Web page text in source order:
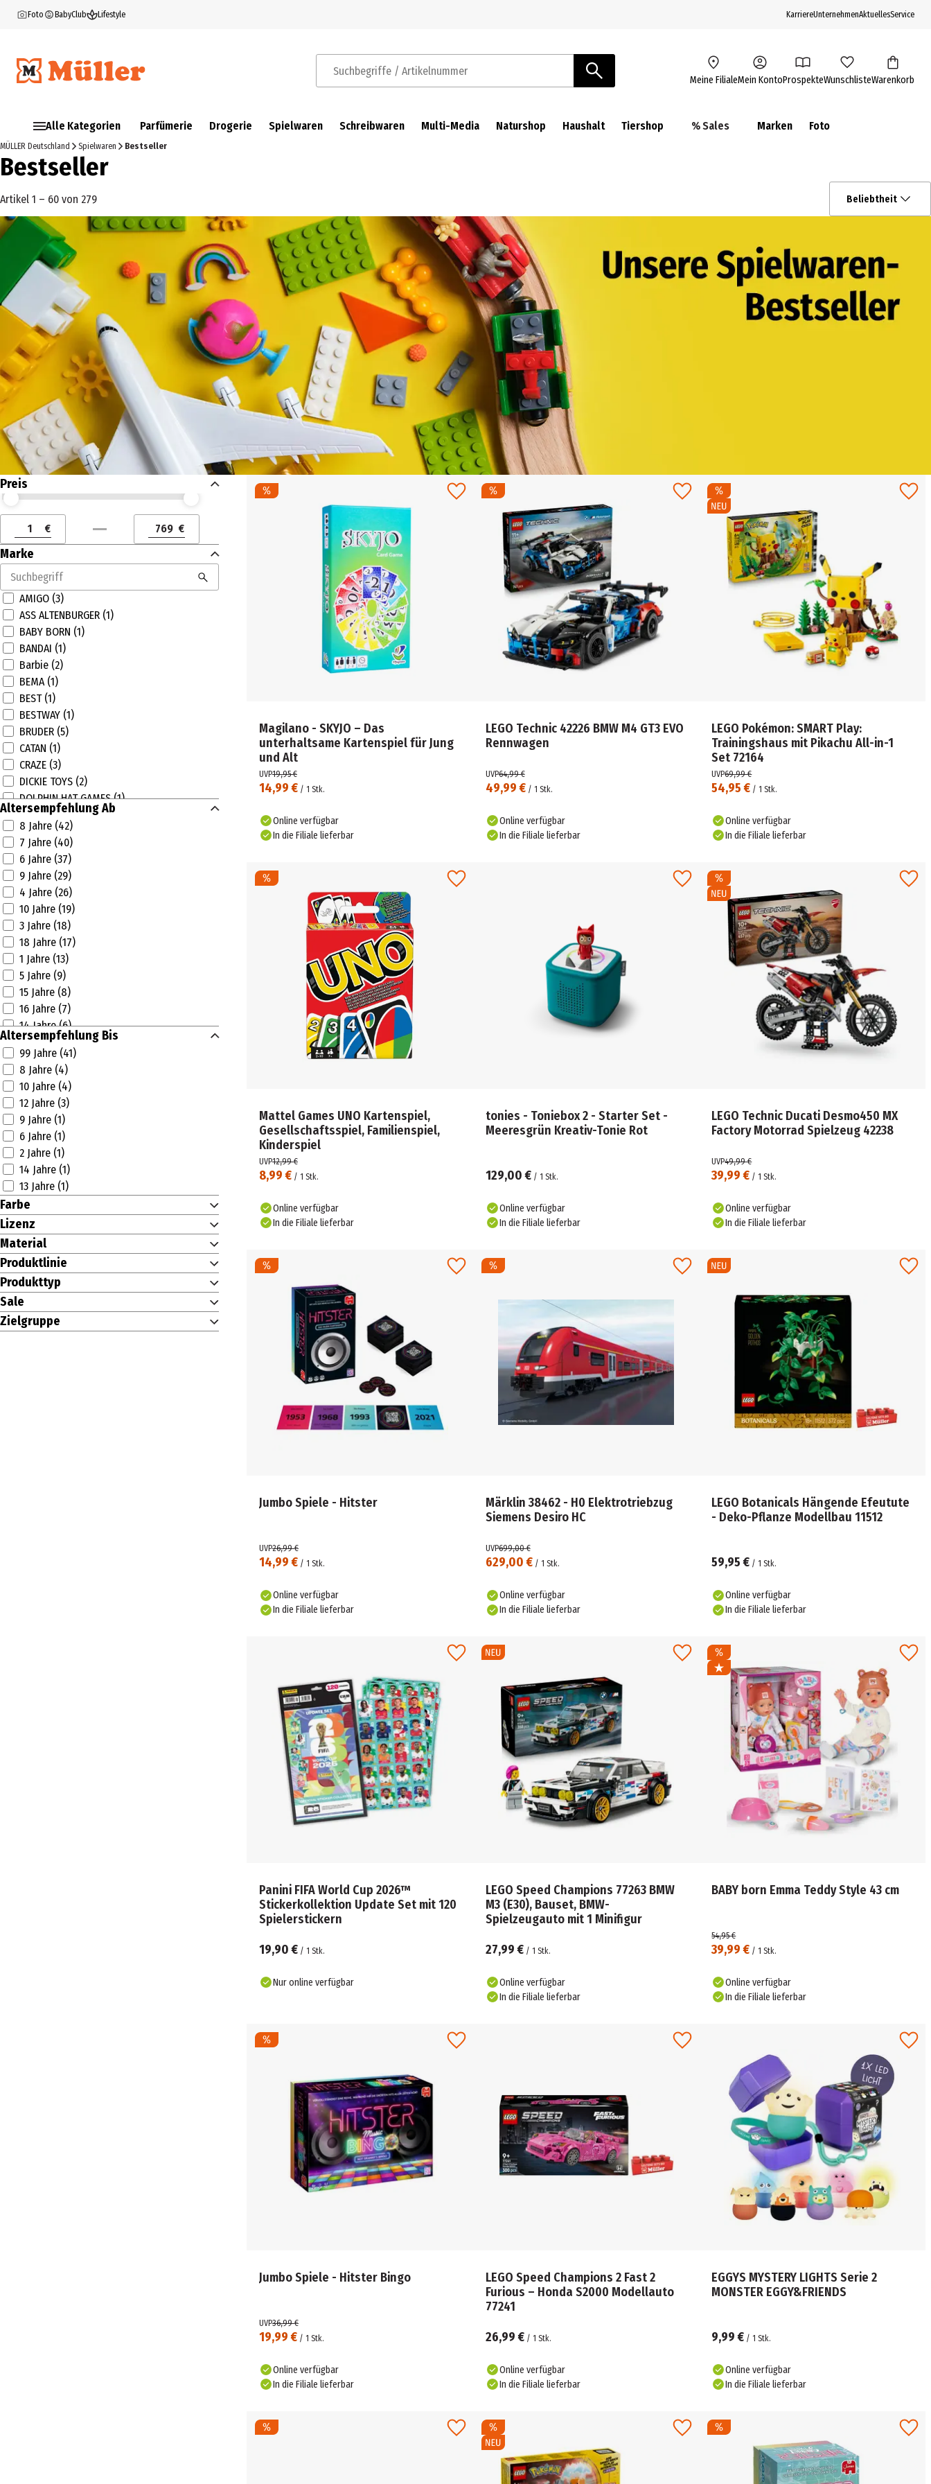
Foto BabyClub Lifestyle KarriereUnternehmenAktuellesService
Suchbegriffe / Artikelnummer Meine FilialeMein KontoProspekteWunschlisteWarenkorb
Alle Kategorien Parfümerie Drogerie Spielwaren Schreibwaren Multi-Media Naturshop Haushalt Tiershop % Sales Marken Foto
MÜLLER Deutschland Spielwaren Bestseller
Bestseller
Artikel 1 – 60 von 279 Beliebtheit
Preis
Preis (€) ab
Preis (€) bis
Preis (€) ab
€
Preis (€) bis
€
Marke
AMIGO (3)
ASS ALTENBURGER (1)
BABY BORN (1)
BANDAI (1)
Barbie (2)
BEMA (1)
BEST (1)
BESTWAY (1)
BRUDER (5)
CATAN (1)
CRAZE (3)
DICKIE TOYS (2)
DOLPHIN HAT GAMES (1)
DONIC SCHILDKRÖT (1)
ELLIOT (1)
FISHER PRICE (1)
FUNKO - POP! (4)
GOLIATH TOYS (1)
HASBRO (9)
HOT WHEELS (5)
INTEX (6)
JUMBO SPIELE (7)
KONAMI (2)
KOSMOS (2)
LEGO (131)
LOL SURPRISE (3)
MAGIC THE GATHERING (1)
MAGILANO (2)
MAISTO (1)
MAJORETTE (1)
MÄRKLIN (7)
MATTEL (1)
MATTEL GAMES (4)
MEGALIGHT (2)
MGA'S MINIVERSE (3)
micro (1)
NÜRNBERGER SPIELKARTEN (1)
PANINI (2)
PIKO (1)
PLAYMOBIL (3)
RAVENSBURGER BESCHÄFTIGUNG (1)
RAVENSBURGER SPIELE (1)
SCHMIDT SPIELE (3)
SIMBA (5)
SNACKLES (1)
Altersempfehlung Ab
8 Jahre (42)
7 Jahre (40)
6 Jahre (37)
9 Jahre (29)
4 Jahre (26)
10 Jahre (19)
3 Jahre (18)
18 Jahre (17)
1 Jahre (13)
5 Jahre (9)
15 Jahre (8)
16 Jahre (7)
14 Jahre (6)
2 Jahre (2)
13 Jahre (1)
12 Jahre (1)
11 Jahre (1)
18 Monate (1)
12 Monate (1)
Altersempfehlung Bis
99 Jahre (41)
8 Jahre (4)
10 Jahre (4)
12 Jahre (3)
9 Jahre (1)
6 Jahre (1)
2 Jahre (1)
14 Jahre (1)
13 Jahre (1)
Farbe
Lizenz
Material
Produktlinie
Produkttyp
Sale
Zielgruppe
Magilano - SKYJO – Das
unterhaltsame Kartenspiel für Jung
und Alt
14,99 € / 1 Stk.
UVP19,95 €
Online verfügbar
In die Filiale lieferbar
LEGO Technic 42226 BMW M4 GT3 EVO
Rennwagen
49,99 €/ 1 Stk.
UVP64,99 €
Online verfügbar
In die Filiale lieferbar
LEGO Pokémon: SMART Play:
Trainingshaus mit Pikachu All-in-1
Set 72164
54,95 € / 1 Stk.
UVP69,99 €
Online verfügbar
In die Filiale lieferbar
Mattel Games UNO Kartenspiel,
Gesellschaftsspiel, Familienspiel,
Kinderspiel
8,99 € / 1 Stk.
UVP12,99 €
Online verfügbar
In die Filiale lieferbar
tonies - Toniebox 2 - Starter Set -
Meeresgrün Kreativ-Tonie Rot
129,00 €/ 1 Stk.
Online verfügbar
In die Filiale lieferbar
LEGO Technic Ducati Desmo450 MX
Factory Motorrad Spielzeug 42238
39,99 € / 1 Stk.
UVP49,99 €
Online verfügbar
In die Filiale lieferbar
Jumbo Spiele - Hitster
14,99 € / 1 Stk.
UVP26,99 €
Online verfügbar
In die Filiale lieferbar
Märklin 38462 - H0 Elektrotriebzug
Siemens Desiro HC
629,00 €/ 1 Stk.
UVP699,00 €
Online verfügbar
In die Filiale lieferbar
LEGO Botanicals Hängende Efeutute
- Deko-Pflanze Modellbau 11512
59,95 € / 1 Stk.
Online verfügbar
In die Filiale lieferbar
Panini FIFA World Cup 2026™
Stickerkollektion Update Set mit 120
Spielerstickern
19,90 € / 1 Stk.
Nur online verfügbar
LEGO Speed Champions 77263 BMW
M3 (E30), Bauset, BMW-
Spielzeugauto mit 1 Minifigur
27,99 €/ 1 Stk.
Online verfügbar
In die Filiale lieferbar
BABY born Emma Teddy Style 43 cm
39,99 € / 1 Stk.
54,95 €
Online verfügbar
In die Filiale lieferbar
Jumbo Spiele - Hitster Bingo
19,99 € / 1 Stk.
UVP36,99 €
Online verfügbar
In die Filiale lieferbar
LEGO Speed Champions 2 Fast 2
Furious – Honda S2000 Modellauto
77241
26,99 €/ 1 Stk.
Online verfügbar
In die Filiale lieferbar
EGGYS MYSTERY LIGHTS Serie 2
MONSTER EGGY&FRIENDS
9,99 € / 1 Stk.
Online verfügbar
In die Filiale lieferbar